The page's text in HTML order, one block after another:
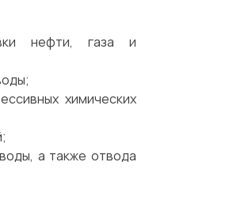
нефти, газа и
химических
а также отвода